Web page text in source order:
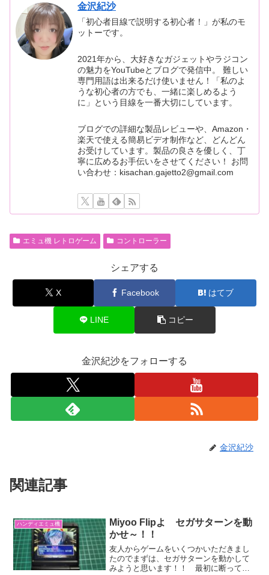
金沢紀沙
「初心者目線で説明する初心者！」が私のモ
ットーです。
2021年から、大好きなガジェットやラジコン
の魅力をYouTubeとブログで発信中。 難しい
専門用語は出来るだけ使いません！「私のよ
うな初心者の方でも、一緒に楽しめるよう
に」という目線を一番大切にしています。
ブログでの詳細な製品レビューや、Amazon・
楽天で使える簡易ビデオ制作など、どんどん
お受けしています。製品の良さを優しく、丁
寧に広めるお手伝いをさせてください！ お問
い合わせ：kisachan.gajetto2@gmail.com
エミュ機 レトロゲーム コントローラー
シェアする
X Facebook はてブ
LINE コピー
金沢紀沙をフォローする
金沢紀沙
関連記事
ハンディエミュ機
Miyoo Flipよ セガサターンを動
かせ～！！
友人からゲームをいくつかいただきまし
たのでまずは、セガサターンを動かして
みようと思います！！ 最初に断ってお